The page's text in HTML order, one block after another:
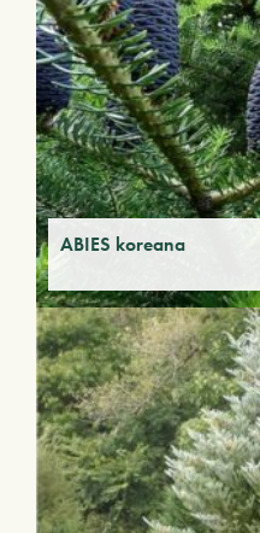
ABIES koreana